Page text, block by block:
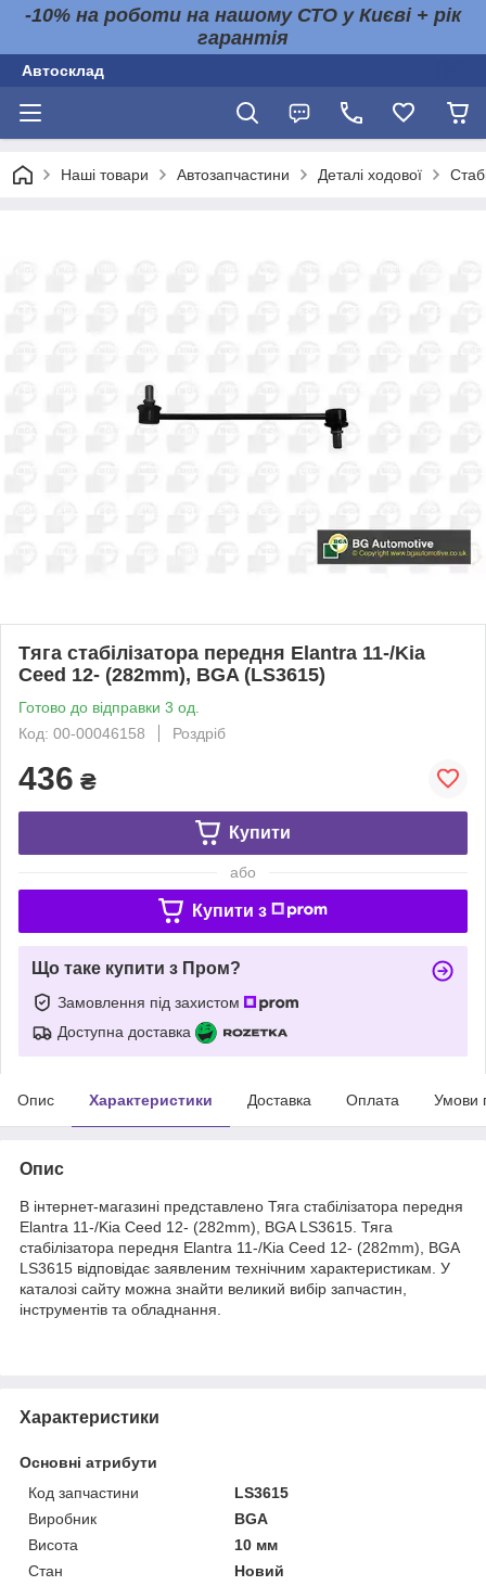
-10% на роботи на нашому СТО у Києві + рік
гарантія
Автосклад
Наші товари Автозапчастини Деталі ходової
Тяга стабілізатора передня Elantra 11-/Kia
Ceed 12- (282mm), BGA (LS3615)
Готово до відправки 3 од.
Код: 00-00046158
Роздріб
436 ₴
Купити
або
Купити з
Що таке купити з Пром?
Замовлення під захистом
Доступна доставка
Опис Характеристики Доставка Оплата Умови
Опис
В інтернет-магазині представлено Тяга стабілізатора передня
Elantra 11-/Kia Ceed 12- (282mm), BGA LS3615. Тяга
стабілізатора передня Elantra 11-/Kia Ceed 12- (282mm), BGA
LS3615 відповідає заявленим технічним характеристикам. У
каталозі сайту можна знайти великий вибір запчастин,
інструментів та обладнання.
Характеристики
Основні атрибути
Код запчастини
LS3615
Виробник
BGA
Висота
10 мм
Стан
Новий